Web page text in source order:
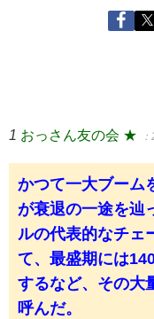
1 おっさん友の会 ★
かつて一大ブーム
が衰退の一途を辿
ルの代表的なチェ
て、最盛期には
するなど、その大
呼んだ。